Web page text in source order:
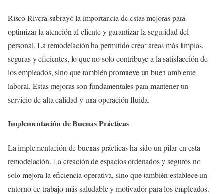
Risco Rivera subrayó la importancia de estas mejoras para
optimizar la atención al cliente y garantizar la seguridad del
personal. La remodelación ha permitido crear áreas más limpias,
seguras y eficientes, lo que no solo contribuye a la satisfacción de
los empleados, sino que también promueve un buen ambiente
laboral. Estas mejoras son fundamentales para mantener un
servicio de alta calidad y una operación fluida.
Implementación de Buenas Prácticas
La implementación de buenas prácticas ha sido un pilar en esta
remodelación. La creación de espacios ordenados y seguros no
solo mejora la eficiencia operativa, sino que también establece un
entorno de trabajo más saludable y motivador para los empleados.